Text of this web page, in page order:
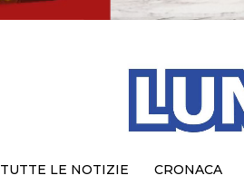
TUTTE LE NOTIZIE CRONACA